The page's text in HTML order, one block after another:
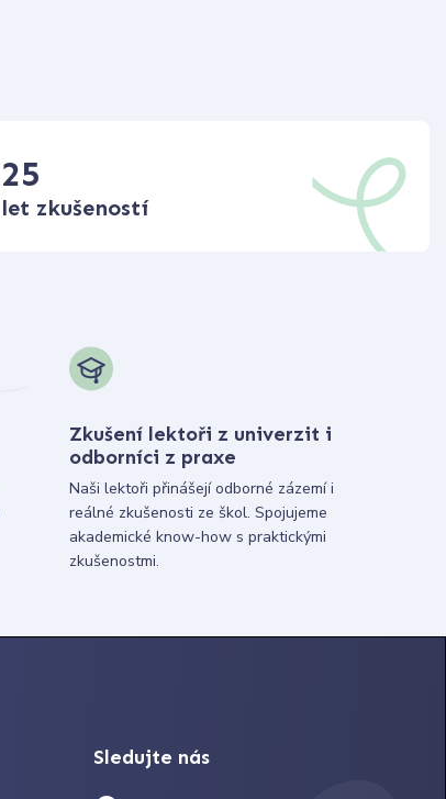
25
let zkušeností
Zkušení lektoři z univerzit i
odborníci z praxe
Naši lektoři přinášejí odborné zázemí i
reálné zkušenosti ze škol. Spojujeme
akademické know-how s praktickými
zkušenostmi.
Sledujte nás